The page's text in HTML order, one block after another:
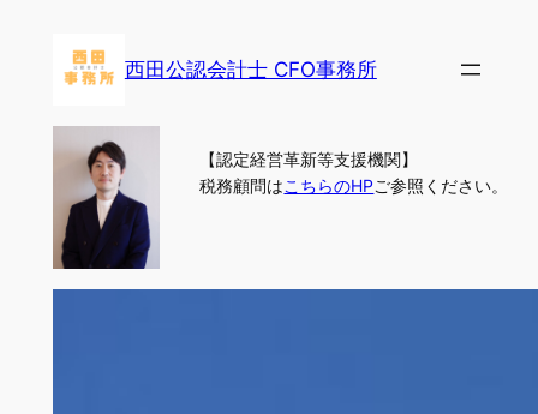
西田公認会計士 CFO事務所
【認定経営革新等支援機関】
税務顧問はこちらのHPご参照ください。